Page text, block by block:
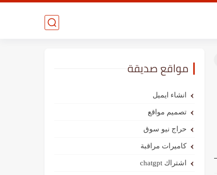
مواقع صديقة
انشاء ايميل
تصميم مواقع
حراج نيو سوق
كاميرات مراقبة
اشتراك chatgpt